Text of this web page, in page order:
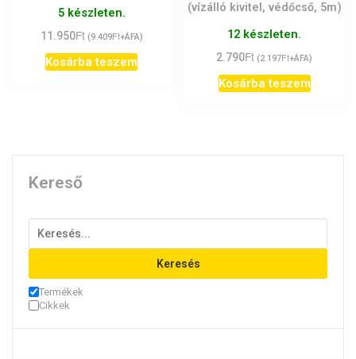
5 készleten.
11.950Ft (9.409Ft+ÁFA)
Kosárba teszem
(vízálló kivitel, védőcső, 5m)
12 készleten.
2.790Ft (2.197Ft+ÁFA)
Kosárba teszem
Kereső
Keresés
Termékek
Cikkek